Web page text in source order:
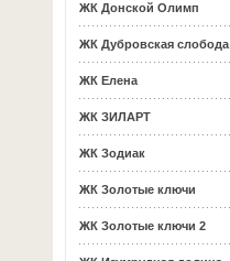
ЖК Донской Олимп
ЖК Дубровская слобода
ЖК Елена
ЖК ЗИЛАРТ
ЖК Зодиак
ЖК Золотые ключи
ЖК Золотые ключи 2